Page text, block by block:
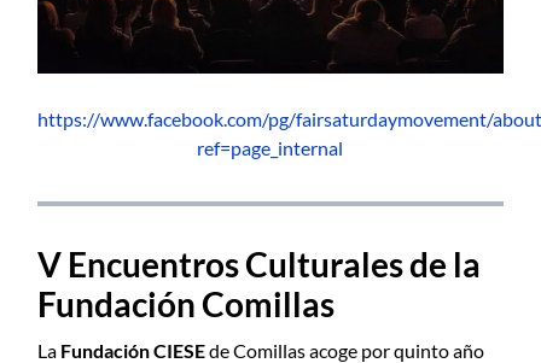
https://www.facebook.com/pg/fairsaturdaymovement/
ref=page_internal
V Encuentros Culturales de la
Fundación Comillas
La Fundación CIESEde Comillas acoge por quinto año